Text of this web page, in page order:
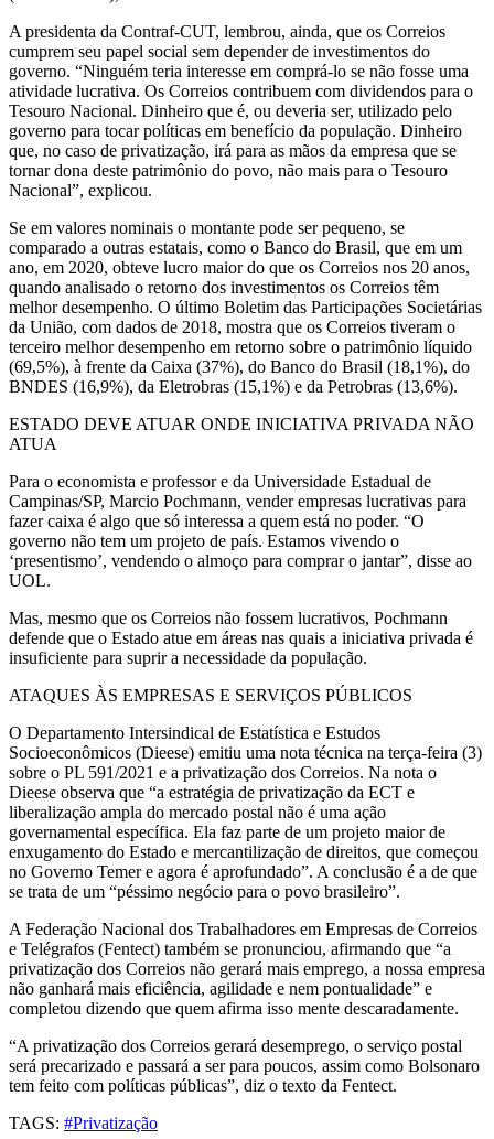
A presidenta da Contraf-CUT, lembrou, ainda, que os Correios
cumprem seu papel social sem depender de investimentos do
governo. “Ninguém teria interesse em comprá-lo se não fosse uma
atividade lucrativa. Os Correios contribuem com dividendos para o
Tesouro Nacional. Dinheiro que é, ou deveria ser, utilizado pelo
governo para tocar políticas em benefício da população. Dinheiro
que, no caso de privatização, irá para as mãos da empresa que se
tornar dona deste patrimônio do povo, não mais para o Tesouro
Nacional”, explicou.
Se em valores nominais o montante pode ser pequeno, se
comparado a outras estatais, como o Banco do Brasil, que em um
ano, em 2020, obteve lucro maior do que os Correios nos 20 anos,
quando analisado o retorno dos investimentos os Correios têm
melhor desempenho. O último Boletim das Participações Societárias
da União, com dados de 2018, mostra que os Correios tiveram o
terceiro melhor desempenho em retorno sobre o patrimônio líquido
(69,5%), à frente da Caixa (37%), do Banco do Brasil (18,1%), do
BNDES (16,9%), da Eletrobras (15,1%) e da Petrobras (13,6%).
ESTADO DEVE ATUAR ONDE INICIATIVA PRIVADA NÃO
ATUA
Para o economista e professor e da Universidade Estadual de
Campinas/SP, Marcio Pochmann, vender empresas lucrativas para
fazer caixa é algo que só interessa a quem está no poder. “O
governo não tem um projeto de país. Estamos vivendo o
‘presentismo’, vendendo o almoço para comprar o jantar”, disse ao
UOL.
Mas, mesmo que os Correios não fossem lucrativos, Pochmann
defende que o Estado atue em áreas nas quais a iniciativa privada é
insuficiente para suprir a necessidade da população.
ATAQUES ÀS EMPRESAS E SERVIÇOS PÚBLICOS
O Departamento Intersindical de Estatística e Estudos
Socioeconômicos (Dieese) emitiu uma nota técnica na terça-feira (3)
sobre o PL 591/2021 e a privatização dos Correios. Na nota o
Dieese observa que “a estratégia de privatização da ECT e
liberalização ampla do mercado postal não é uma ação
governamental específica. Ela faz parte de um projeto maior de
enxugamento do Estado e mercantilização de direitos, que começou
no Governo Temer e agora é aprofundado”. A conclusão é a de que
se trata de um “péssimo negócio para o povo brasileiro”.
A Federação Nacional dos Trabalhadores em Empresas de Correios
e Telégrafos (Fentect) também se pronunciou, afirmando que “a
privatização dos Correios não gerará mais emprego, a nossa empresa
não ganhará mais eficiência, agilidade e nem pontualidade” e
completou dizendo que quem afirma isso mente descaradamente.
“A privatização dos Correios gerará desemprego, o serviço postal
será precarizado e passará a ser para poucos, assim como Bolsonaro
tem feito com políticas públicas”, diz o texto da Fentect.
TAGS: #Privatização